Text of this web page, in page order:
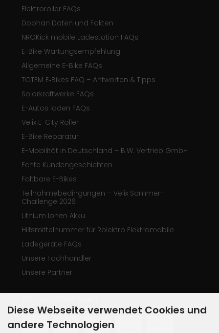
Elektroroller FAQs
Doohan Daten und Fakten
NRGKick mobile Ladestation FAQs
E-Bike Wartungsempfehlung
Allgemeine E-Bike FAQs
TOTEM E‑Bikes FAQ – Antworten & Tipps
Solarkraftwerke FAQs
E-Autos laden FAQs
Velix E-City Roller
E-Bike Reparatur
E-Mobilität in Deutschland – B.W. Vertrieb GmbH
Echte Kundengeschichten
Faltbare E-Bikes
Teilnahmebedingungen – Velix Sommer-
Challenge 2026
Lithium Ionen Akku
Hilfsmittelnummer für Rolektro Elektromobile
Ladegeräte FAQs
Unsere Fachhändler
Unsere Partner
Diese Webseite verwendet Cookies und
andere Technologien